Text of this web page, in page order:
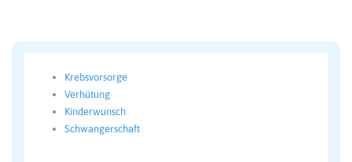
Krebsvorsorge
Verhütung
Kinderwunsch
Schwangerschaft